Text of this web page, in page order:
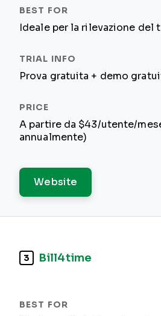
Ideale per la rilevazione del
Prova gratuita + demo
A partire da $43/utente/
annualmente)
Website
3 Bill4time